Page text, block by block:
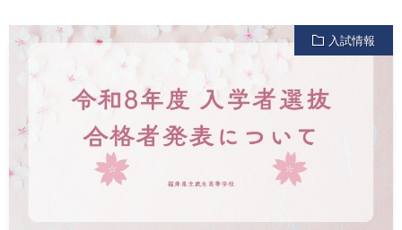
入試情報